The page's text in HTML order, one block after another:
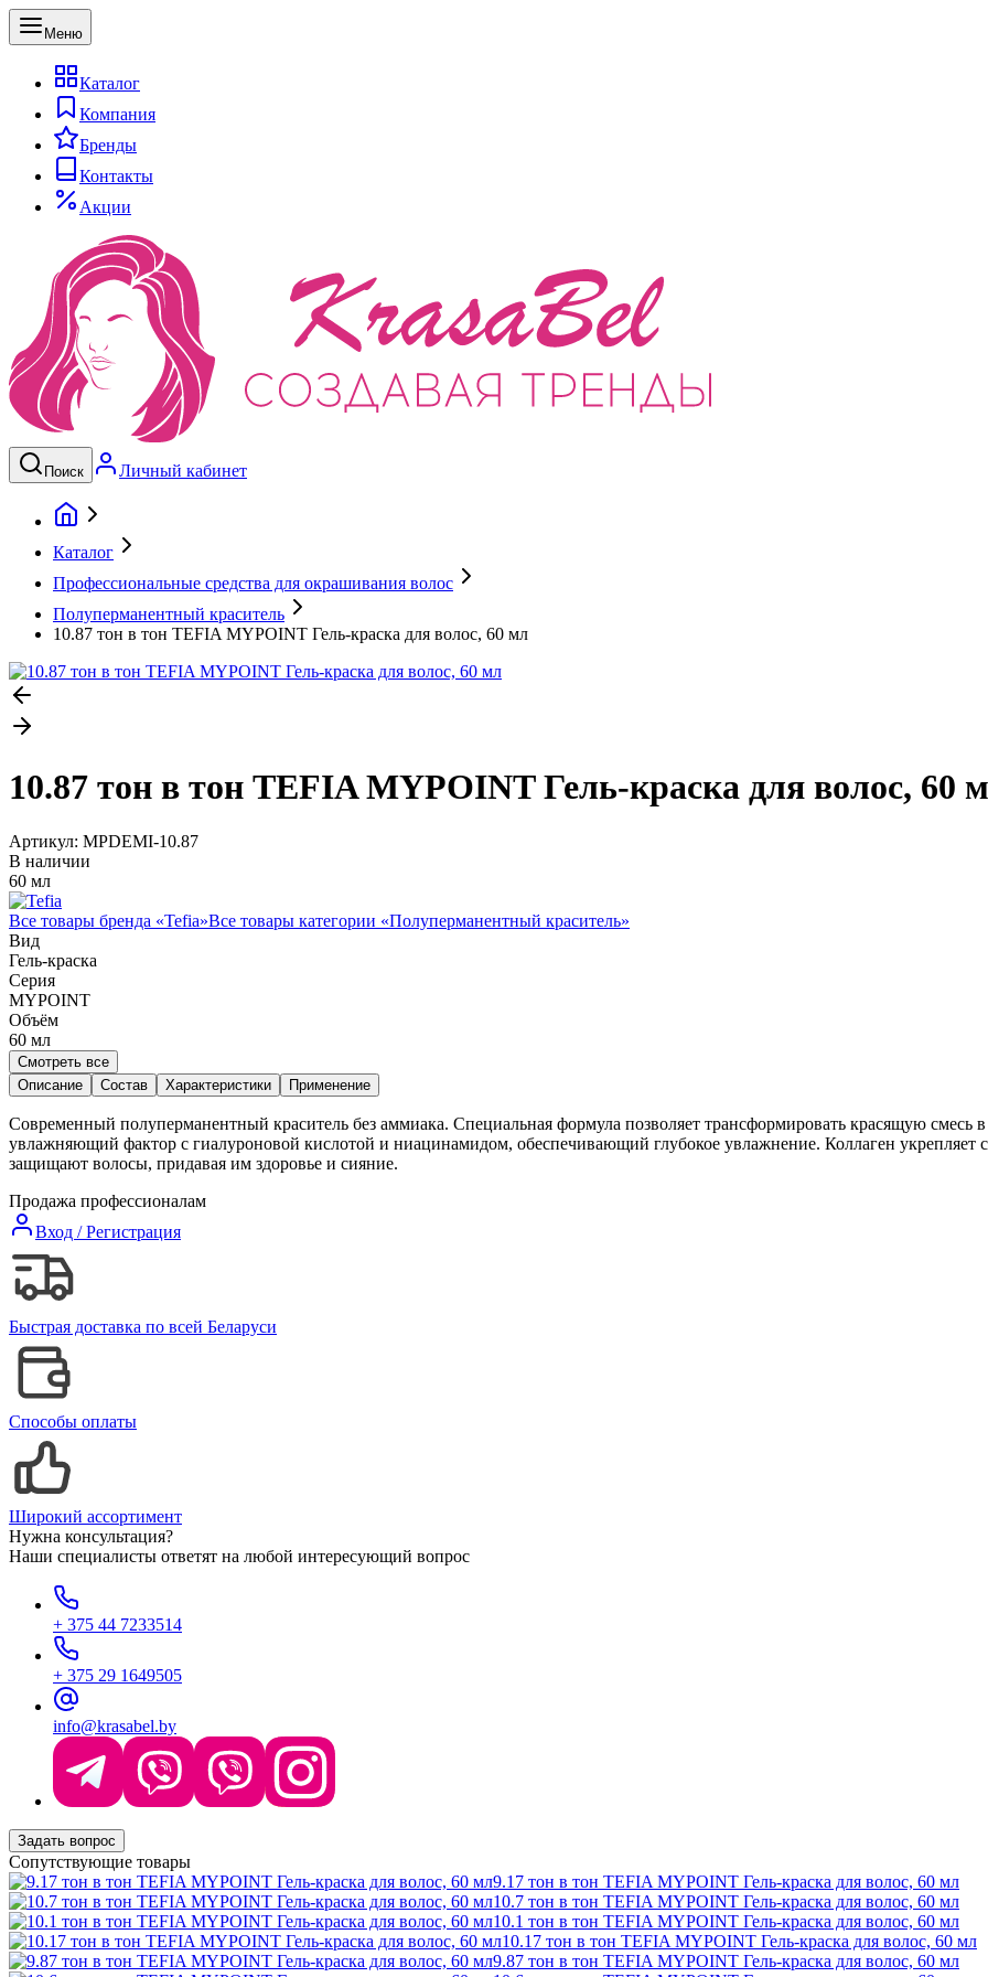
Меню
Каталог
Компания
Бренды
Контакты
Акции
Поиск Личный кабинет
Каталог
Профессиональные средства для окрашивания волос
Полуперманентный краситель
10.87 тон в тон TEFIA MYPOINT Гель-краска для волос, 60 мл
10.87 тон в тон TEFIA MYPOINT Гель-краска для волос, 60
Артикул: MPDEMI-10.87
В наличии
60 мл
Все товары бренда «Tefia»Все товары категории «Полуперманентный краситель»
Вид
Гель-краска
Серия
MYPOINT
Объём
60 мл
Смотреть все
Описание
Состав Характеристики Применение
Современный полуперманентный краситель без аммиака. Специальная формула позволяет трансформировать красящую смесь
увлажняющий фактор с гиалуроновой кислотой и ниацинамидом, обеспечивающий глубокое увлажнение. Коллаген укрепляет
защищают волосы, придавая им здоровье и сияние.
Продажа профессионалам
Вход / Регистрация
Быстрая доставка по всей Беларуси
Способы оплаты
Широкий ассортимент
Нужна консультация?
Наши специалисты ответят на любой интересующий вопрос
+ 375 44 7233514
+ 375 29 1649505
info@krasabel.by
Задать вопрос
Сопутствующие товары
9.17 тон в тон TEFIA MYPOINT Гель-краска для волос, 60 мл
10.7 тон в тон TEFIA MYPOINT Гель-краска для волос, 60 мл
10.1 тон в тон TEFIA MYPOINT Гель-краска для волос, 60 мл
10.17 тон в тон TEFIA MYPOINT Гель-краска для волос, 60 мл
9.87 тон в тон TEFIA MYPOINT Гель-краска для волос, 60 мл